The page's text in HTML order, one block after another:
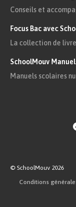
Conseils et
Focus Bac avec
La collection de
SchoolMouv
Manuels scolaires
© SchoolMouv 2026
Conditions